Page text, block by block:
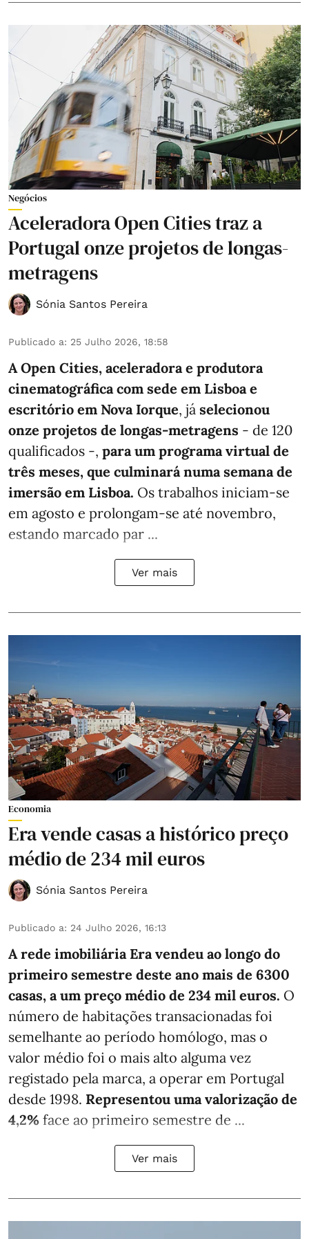
Negócios
Aceleradora Open Cities traz a
Portugal onze projetos de longas-
metragens
Sónia Santos Pereira
Publicado a: 25 Julho 2026, 18:58
A Open Cities, aceleradora e produtora
cinematográfica com sede em Lisboa e
escritório em Nova Iorque, já selecionou
onze projetos de longas-metragens - de 120
qualificados -, para um programa virtual de
três meses, que culminará numa semana de
imersão em Lisboa. Os trabalhos iniciam-se
em agosto e prolongam-se até novembro,
estando marcado par ...
Ver mais
Economia
Era vende casas a histórico preço
médio de 234 mil euros
Sónia Santos Pereira
Publicado a: 24 Julho 2026, 16:13
A rede imobiliária Era vendeu ao longo do
primeiro semestre deste ano mais de 6300
casas, a um preço médio de 234 mil euros. O
número de habitações transacionadas foi
semelhante ao período homólogo, mas o
valor médio foi o mais alto alguma vez
registado pela marca, a operar em Portugal
desde 1998. Representou uma valorização de
4,2% face ao primeiro semestre de ...
Ver mais